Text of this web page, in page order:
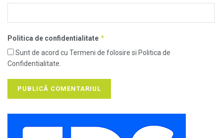
Politica de confidentialitate *
Sunt de acord cu Termeni de folosire si Politica de
Confidentialitate.